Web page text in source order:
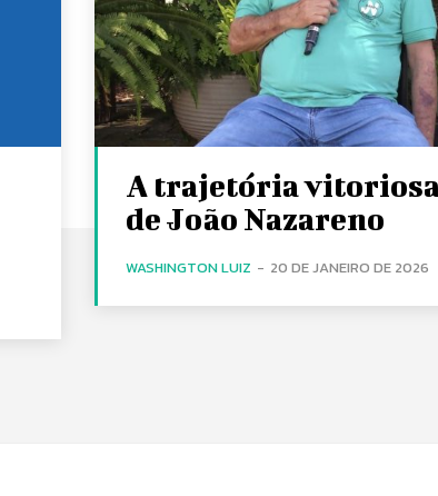
A trajetória vitoriosa
de João Nazareno
WASHINGTON LUIZ - 20 DE JANEIRO DE 2026